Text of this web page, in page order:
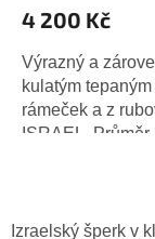
4 200 Kč
Výrazný a
kulatým
rámeček a z
ISRAEL. Průměr...
Izraelský šperk v